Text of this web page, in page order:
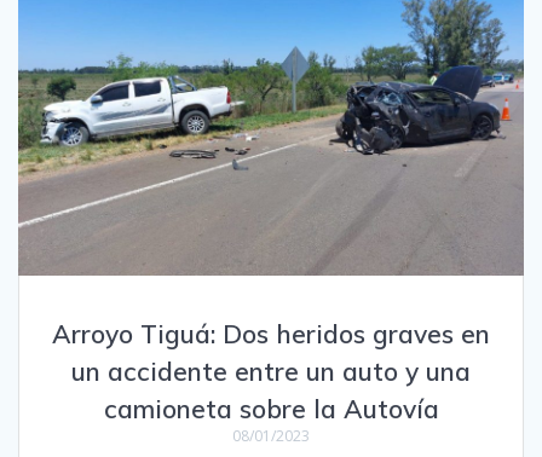
Arroyo Tiguá: Dos heridos graves en
un accidente entre un auto y una
camioneta sobre la Autovía
08/01/2023